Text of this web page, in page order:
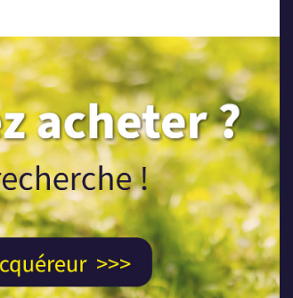
Maison
498 200 €
Lanton
178 m² 1457 m² 4 2
REF737 - AJP Immobilier Lège-Cap-Ferret